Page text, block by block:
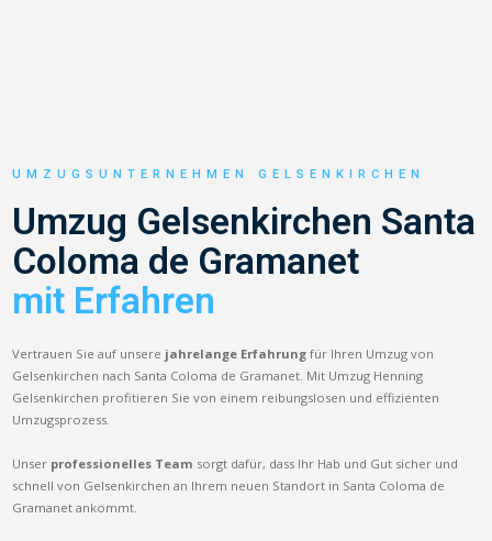
UMZUGSUNTERNEHMEN GELSENKIRCHEN
Umzug Gelsenkirchen Santa
Coloma de Gramanet
mit Erfahren
Vertrauen Sie auf unsere jahrelange Erfahrung für Ihren Umzug von
Gelsenkirchen nach Santa Coloma de Gramanet. Mit Umzug Henning
Gelsenkirchen profitieren Sie von einem reibungslosen und effizienten
Umzugsprozess.
Unser professionelles Team sorgt dafür, dass Ihr Hab und Gut sicher und
schnell von Gelsenkirchen an Ihrem neuen Standort in Santa Coloma de
Gramanet ankommt.